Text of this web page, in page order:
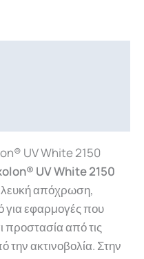
UV White 2150
UV White 2150
λευκή απόχρωση,
για εφαρμογές που
προστασία από τις
την ακτινοβολία. Στην